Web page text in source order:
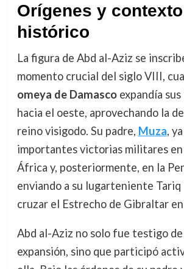
Orígenes y contexto
histórico
La figura de Abd al-Aziz se
momento crucial del siglo VIII,
omeya de Damascoexpandía
hacia el oeste, aprovechando la
reino visigodo. Su padre, Muza,
importantes victorias militares
África y, posteriormente, en la
enviando a su lugarteniente Tariq
cruzar el Estrecho de Gibraltar
Abd al-Aziz no solo fue testigo
expansión, sino que participó